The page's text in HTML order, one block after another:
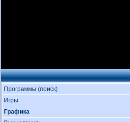
Программы (поиск)
Игры
Графика